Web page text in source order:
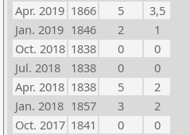
Apr. 2019 1866 5
3,5
Jan. 2019 1846 2
1
Oct. 2018 1838 0
0
Jul. 2018
1838 0
0
Apr. 2018 1838 5
2
Jan. 2018 1857 3
2
Oct. 2017 1841 0
0